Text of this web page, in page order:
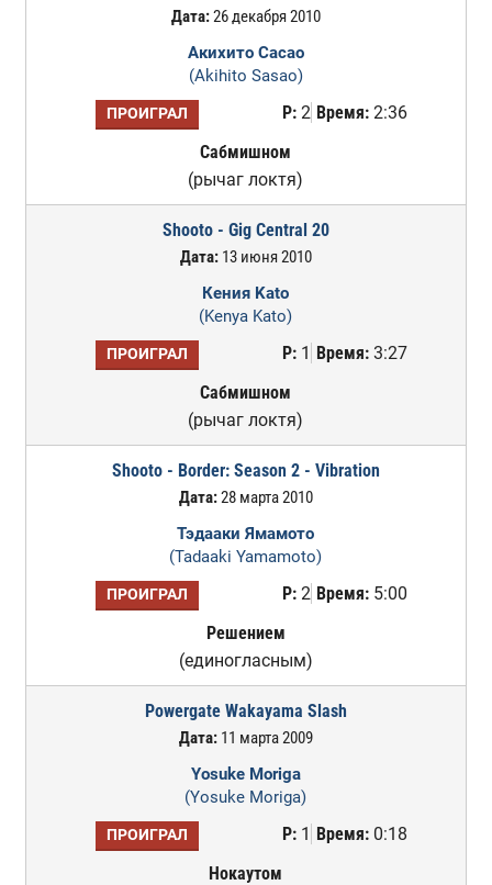
Дата:26 декабря 2010
Акихито Сасао
(Akihito Sasao)
ПРОИГРАЛ Р:2 Время:2:36
Сабмишном
(рычаг локтя)
Shooto - Gig Central 20
Дата:13 июня 2010
Кения Kato
(Kenya Kato)
ПРОИГРАЛ Р:1 Время:3:27
Сабмишном
(рычаг локтя)
Shooto - Border: Season 2 - Vibration
Дата:28 марта 2010
Тэдааки Ямамото
(Tadaaki Yamamoto)
ПРОИГРАЛ Р:2 Время:5:00
Решением
(единогласным)
Powergate Wakayama Slash
Дата:11 марта 2009
Yosuke Moriga
(Yosuke Moriga)
ПРОИГРАЛ Р:1 Время:0:18
Нокаутом